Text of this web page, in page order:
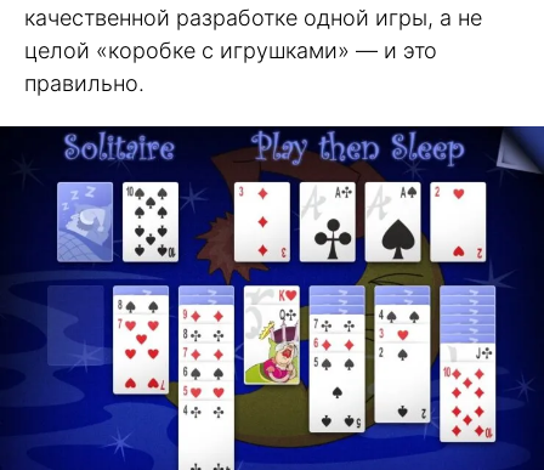
качественной разработке одной игры, а не
целой «коробке с игрушками» — и это
правильно.